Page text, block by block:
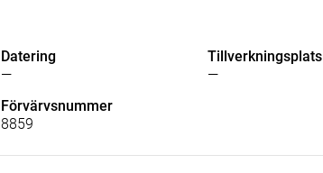
Datering
—
Tillverkningsplats
—
Förvärvsnummer
8859